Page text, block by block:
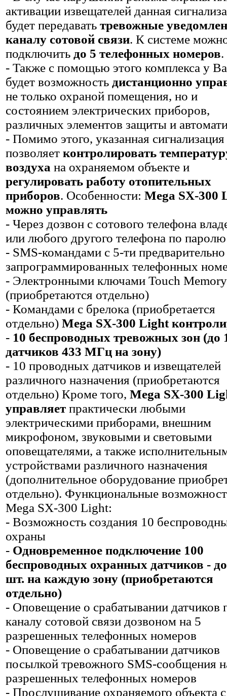
активации извещателей данная
будет передавать тревожные
каналу сотовой связи. К системе
подключить до 5 телефонных номеров.
- Также с помощью этого комплекса у
будет возможность дистанционно
не только охраной помещения, но и
состоянием электрических приборов,
различных элементов защиты и
- Помимо этого, указанная сигнализация
позволяет контролировать
воздуха на охраняемом объекте и
регулировать работу отопительных
приборов. Особенности: Mega SX-300
можно управлять
- Через дозвон с сотового телефона
или любого другого телефона по паролю
- SMS-командами с 5-ти предварительно
запрограммированных телефонных
- Электронными ключами Touch Memory
(приобретаются отдельно)
- Командами с брелока (приобретается
отдельно) Mega SX-300 Light
- 10 беспроводных тревожных зон (до
датчиков 433 МГц на зону)
- 10 проводных датчиков и извещателей
различного назначения (приобретаются
отдельно) Кроме того, Mega SX-300
управляет практически любыми
электрическими приборами, внешним
микрофоном, звуковыми и световыми
оповещателями, а также
устройствами различного назначения
(дополнительное оборудование
отдельно). Функциональные
Mega SX-300 Light:
- Возможность создания 10
охраны
- Одновременное подключение 100
беспроводных охранных датчиков -
шт. на каждую зону (приобретаются
отдельно)
- Оповещение о срабатывании датчиков
каналу сотовой связи дозвоном на 5
разрешенных телефонных номеров
- Оповещение о срабатывании датчиков
посылкой тревожного SMS-сообщения
разрешенных телефонных номеров
- Прослушивание охраняемого объекта с